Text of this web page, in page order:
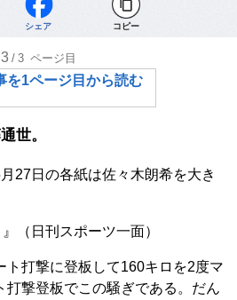
シェア コピー
3 /3 ページ目
を1ページ目から読む
世。
27日の各紙は佐々木朗希を大き
（日刊スポーツ一面）
打撃に登板して160キロを2度マ
打撃登板でこの騒ぎである。だん